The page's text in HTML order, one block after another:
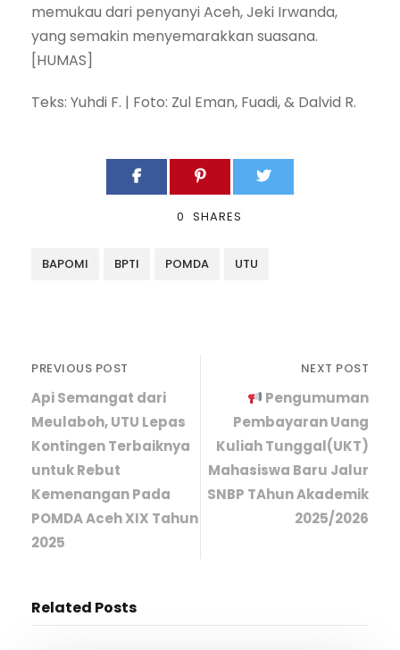
memukau dari penyanyi Aceh, Jeki Irwanda,
yang semakin menyemarakkan suasana.
[HUMAS]
Teks: Yuhdi F. | Foto: Zul Eman, Fuadi, & Dalvid R.
0 SHARES
BAPOMI BPTI POMDA UTU
PREVIOUS POST
Api Semangat dari
Meulaboh, UTU Lepas
Kontingen Terbaiknya
untuk Rebut
Kemenangan Pada
POMDA Aceh XIX Tahun
2025
NEXT POST
Pengumuman
Pembayaran Uang
Kuliah Tunggal(UKT)
Mahasiswa Baru Jalur
SNBP TAhun Akademik
2025/2026
Related Posts